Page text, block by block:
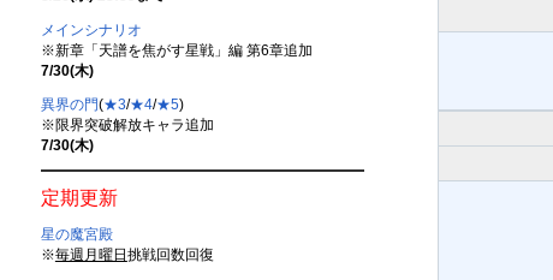
メインシナリオ
※新章「天譜を焦がす星戦」編 第6章追加
7/30(木)
異界の門(★3/★4/★5)
※限界突破解放キャラ追加
7/30(木)
定期更新
星の魔宮殿
※毎週月曜日 挑戦回数回復